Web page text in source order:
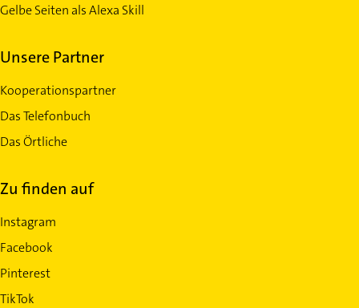
Gelbe Seiten als Alexa Skill
Unsere Partner
Kooperationspartner
Das Telefonbuch
Das Örtliche
Zu finden auf
Instagram
Facebook
Pinterest
TikTok